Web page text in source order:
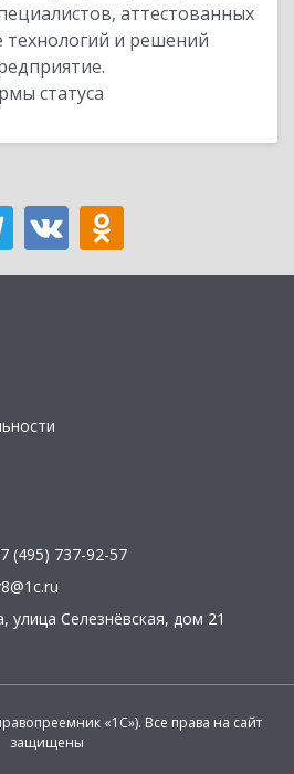
аттестованных
технологий и решений
статуса
(495) 737-92-57
, улица Селезнёвская, дом 21
«1С»). Все права на сайт
защищены